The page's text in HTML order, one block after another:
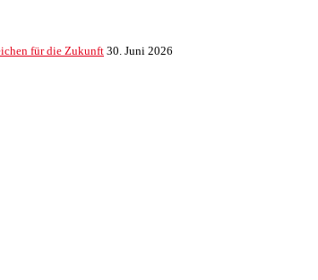
für die Zukunft30. Juni 2026